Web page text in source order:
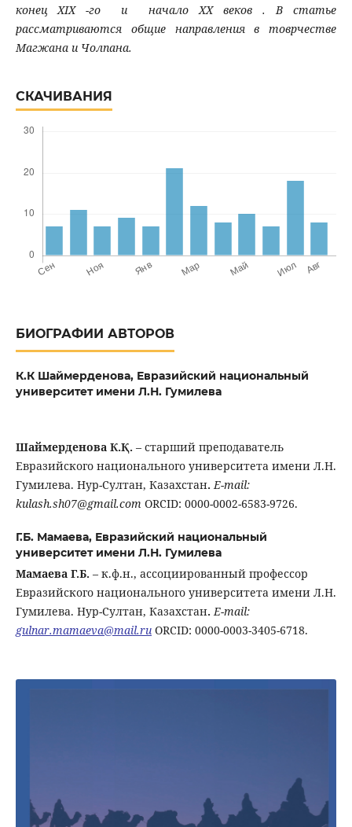
конец XIX -го и начало XX веков . В статье
рассматриваются общие направления в товрчестве
Магжана и Чолпана.
СКАЧИВАНИЯ
БИОГРАФИИ АВТОРОВ
К.К Шаймерденова, Евразийский национальный
университет имени Л.Н. Гумилева
Шаймерденова К.Қ. – старший преподаватель
Евразийского национального университета имени Л.Н.
Гумилева. Нур-Султан, Казахстан. E-mail:
kulash.sh07@gmail.com ORCID: 0000-0002-6583-9726.
Г.Б. Мамаева, Евразийский национальный
университет имени Л.Н. Гумилева
МамаеваГ.Б. – к.ф.н., ассоциированный профессор
Евразийского национального университета имени Л.Н.
Гумилева. Нур-Султан, Казахстан. E-mail:
gulnar.mamaeva@mail.ruORCID: 0000-0003-3405-6718.